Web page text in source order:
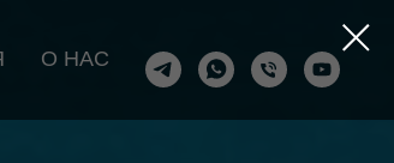
О НАС